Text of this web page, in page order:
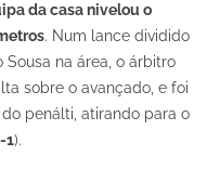
da casa nivelou o
. Num lance dividido
Sousa na área, o árbitro
sobre o avançado, e foi
penálti, atirando para o
1).